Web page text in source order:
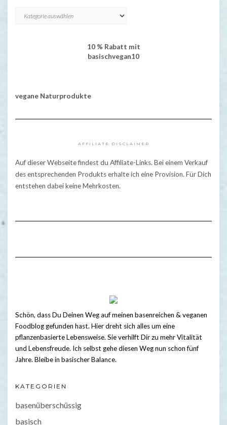
10 % Rabatt mit
basischvegan10
vegane Naturprodukte
AFFILIATE DISCLAIMER
Auf dieser Webseite findest du Affiliate-Links. Bei einem Verkauf
des entsprechenden Produkts erhalte ich eine Provision. Für Dich
entstehen dabei keine Mehrkosten.
Schön, dass Du Deinen Weg auf meinen basenreichen & veganen
Foodblog gefunden hast. Hier dreht sich alles um eine
pflanzenbasierte Lebensweise. Sie verhilft Dir zu mehr Vitalität
und Lebensfreude. Ich selbst gehe diesen Weg nun schon fünf
Jahre. Bleibe in basischer Balance.
KATEGORIEN
basenüberschüssig
basisch